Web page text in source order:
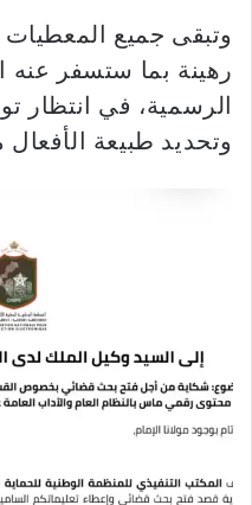
وتبقى جميع المعطيات
رهينة بما ستسفر عنه
الرسمية، في انتظار
وتحديد طبيعة